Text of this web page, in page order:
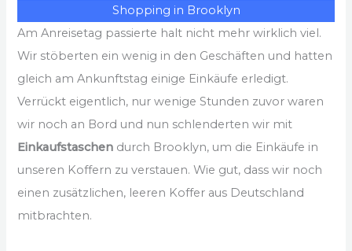
Shopping in Brooklyn
Am Anreisetag passierte halt nicht mehr wirklich viel.
Wir stöberten ein wenig in den Geschäften und hatten
gleich am Ankunftstag einige Einkäufe erledigt.
Verrückt eigentlich, nur wenige Stunden zuvor waren
wir noch an Bord und nun schlenderten wir mit
Einkaufstaschen durch Brooklyn, um die Einkäufe in
unseren Koffern zu verstauen. Wie gut, dass wir noch
einen zusätzlichen, leeren Koffer aus Deutschland
mitbrachten.